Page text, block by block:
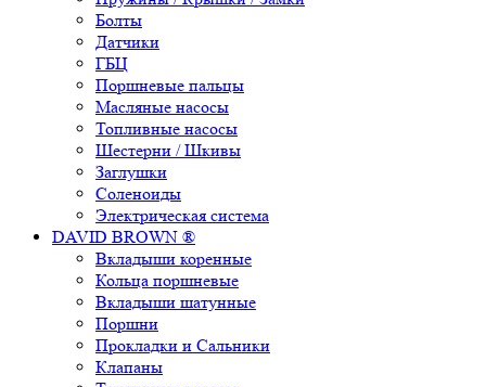
Болты
Датчики
ГБЦ
Поршневые пальцы
Масляные насосы
Топливные насосы
Шестерни / Шкивы
Заглушки
Соленоиды
Электрическая система
DAVID BROWN ®
Вкладыши коренные
Кольца поршневые
Вкладыши шатунные
Поршни
Прокладки и Сальники
Клапаны